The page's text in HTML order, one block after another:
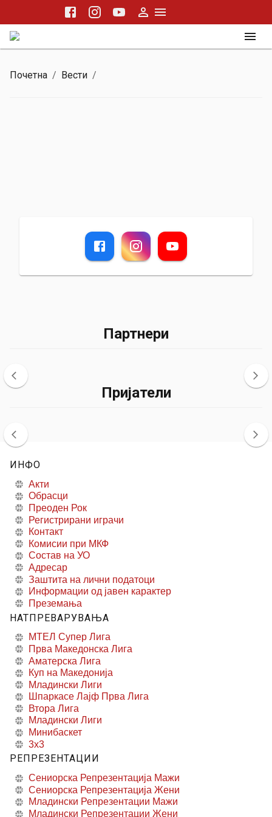
Почетна / Вести /
Партнери
Пријатели
ИНФО
Акти
Обрасци
Преоден Рок
Регистрирани играчи
Контакт
Комисии при МКФ
Состав на УО
Адресар
Заштита на лични податоци
Информации од јавен карактер
Преземања
НАТПРЕВАРУВАЊА
МТЕЛ Супер Лига
Прва Македонска Лига
Аматерска Лига
Куп на Македонија
Младински Лиги
Шпаркасе Лајф Прва Лига
Втора Лига
Младински Лиги
Минибаскет
3x3
РЕПРЕЗЕНТАЦИИ
Сениорска Репрезентација Мажи
Сениорска Репрезентација Жени
Младински Репрезентации Мажи
Младински Репрезентации Жени